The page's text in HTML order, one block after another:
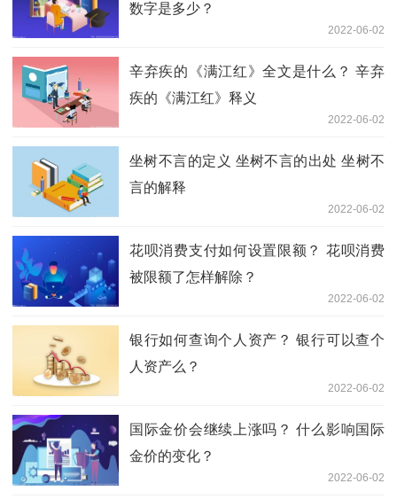
数字是多少？
2022-06-02
辛弃疾的《满江红》全文是什么？ 辛弃
疾的《满江红》释义
2022-06-02
坐树不言的定义 坐树不言的出处 坐树不
言的解释
2022-06-02
花呗消费支付如何设置限额？ 花呗消费
被限额了怎样解除？
2022-06-02
银行如何查询个人资产？ 银行可以查个
人资产么？
2022-06-02
国际金价会继续上涨吗？ 什么影响国际
金价的变化？
2022-06-02